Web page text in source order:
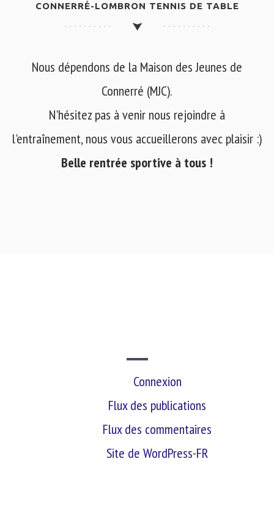
CONNERRÉ-LOMBRON TENNIS DE TABLE
Nous dépendons de la Maison des Jeunes de
Connerré (MJC).
N'hésitez pas à venir nous rejoindre à
l'entraînement, nous vous accueillerons avec plaisir :)
Belle rentrée sportive à tous !
Connexion
Flux des publications
Flux des commentaires
Site de WordPress-FR